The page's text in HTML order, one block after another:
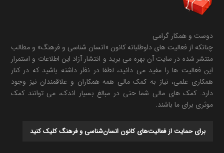
دوست و همکار گرامی
چنانکه از فعالیت های داوطلبانه کانون «انسان شناسی و فرهنگ» و مطالب
منتشر شده در سایت آن بهره می برید و انتشار آزاد این اطلاعات و استمرار
این فعالیت ها را مفید می دانید، لطفا در نظر داشته باشید که در کنار
همکاری علمی، نیاز به کمک مالی همه همکاران و علاقمندان نیز وجود
دارد. کمک های مالی شما حتی در مبالغ بسیار اندک، می توانند کمک
موثری برای ما باشند.
برای حمایت از فعالیت‌های کانون انسان‌شناسی و فرهنگ کلیک کنید